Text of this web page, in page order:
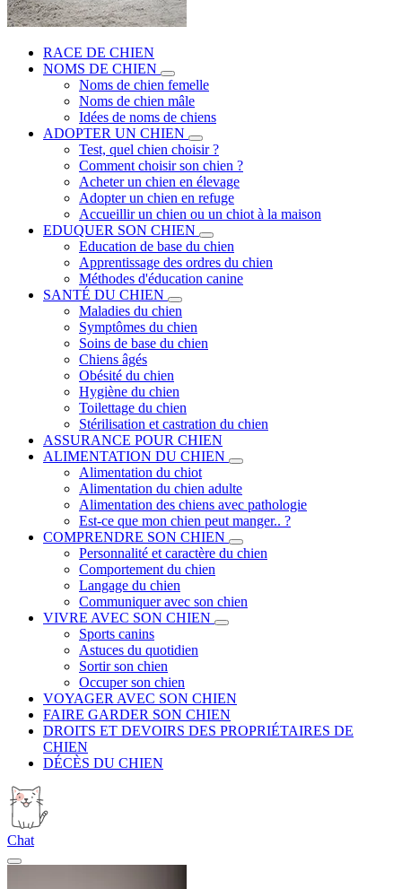
RACE DE CHIEN
NOMS DE CHIEN
Noms de chien femelle
Noms de chien mâle
Idées de noms de chiens
ADOPTER UN CHIEN
Test, quel chien choisir ?
Comment choisir son chien ?
Acheter un chien en élevage
Adopter un chien en refuge
Accueillir un chien ou un chiot à la maison
EDUQUER SON CHIEN
Education de base du chien
Apprentissage des ordres du chien
Méthodes d'éducation canine
SANTÉ DU CHIEN
Maladies du chien
Symptômes du chien
Soins de base du chien
Chiens âgés
Obésité du chien
Hygiène du chien
Toilettage du chien
Stérilisation et castration du chien
ASSURANCE POUR CHIEN
ALIMENTATION DU CHIEN
Alimentation du chiot
Alimentation du chien adulte
Alimentation des chiens avec pathologie
Est-ce que mon chien peut manger.. ?
COMPRENDRE SON CHIEN
Personnalité et caractère du chien
Comportement du chien
Langage du chien
Communiquer avec son chien
VIVRE AVEC SON CHIEN
Sports canins
Astuces du quotidien
Sortir son chien
Occuper son chien
VOYAGER AVEC SON CHIEN
FAIRE GARDER SON CHIEN
DROITS ET DEVOIRS DES PROPRIÉTAIRES DE
CHIEN
DÉCÈS DU CHIEN
Chat